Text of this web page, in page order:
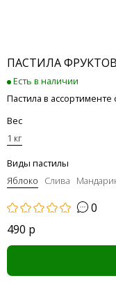
ПАСТИЛА
Есть в наличии
Пастила в
Вес
1 кг
Виды пастилы
Яблоко
Слива
0
490 р